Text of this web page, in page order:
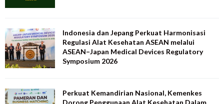
Indonesia dan Jepang Perkuat Harmonisasi
Regulasi Alat Kesehatan ASEAN melalui
ASEAN–Japan Medical Devices Regulatory
Symposium 2026
Perkuat Kemandirian Nasional, Kemenkes